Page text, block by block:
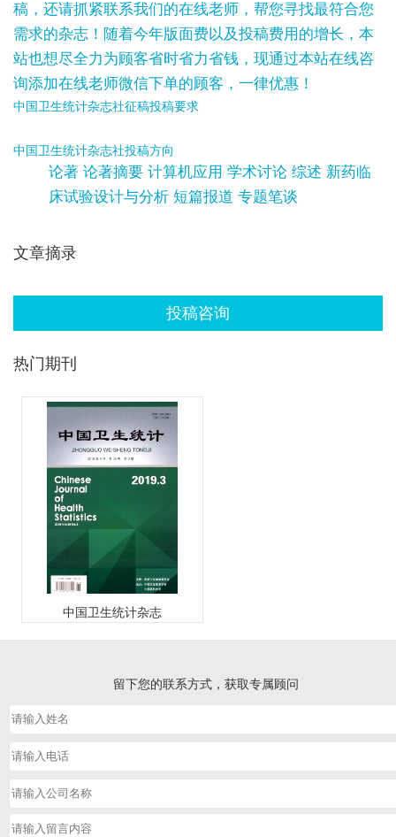
稿，还请抓紧联系我们的在线老师，帮您寻找最符合您
需求的杂志！随着今年版面费以及投稿费用的增长，本
站也想尽全力为顾客省时省力省钱，现通过本站在线咨
询添加在线老师微信下单的顾客，一律优惠！
中国卫生统计杂志社征稿投稿要求
中国卫生统计杂志社投稿方向
论著 论著摘要 计算机应用 学术讨论 综述 新药临
床试验设计与分析 短篇报道 专题笔谈
文章摘录
投稿咨询
热门期刊
中国卫生统计杂志
留下您的联系方式，获取专属顾问